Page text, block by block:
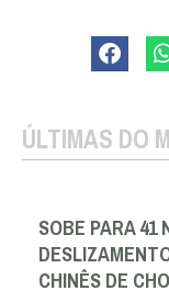
ÚLTIMAS DO
SOBE PARA 41
CHINÊS DE